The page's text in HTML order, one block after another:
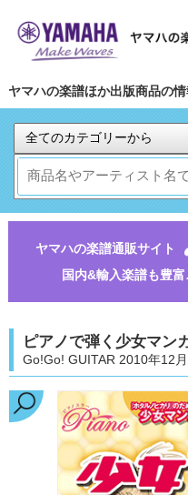
ヤマハの楽譜ほか出版商品の情
ヤマハの楽譜通販サイト
国内&輸入楽譜も豊富
ピアノで弾く少女マン
Go!Go! GUITAR 2010年12